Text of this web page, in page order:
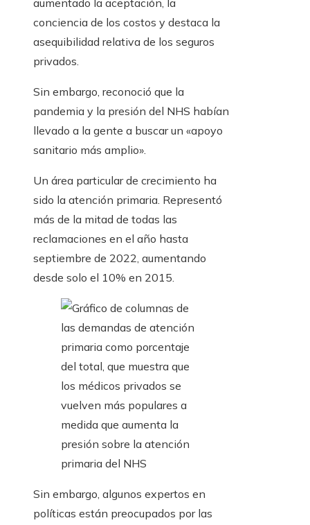
aumentado la aceptación, la
conciencia de los costos y destaca la
asequibilidad relativa de los seguros
privados.
Sin embargo, reconoció que la
pandemia y la presión del NHS habían
llevado a la gente a buscar un «apoyo
sanitario más amplio».
Un área particular de crecimiento ha
sido la atención primaria. Representó
más de la mitad de todas las
reclamaciones en el año hasta
septiembre de 2022, aumentando
desde solo el 10% en 2015.
Sin embargo, algunos expertos en
políticas están preocupados por las